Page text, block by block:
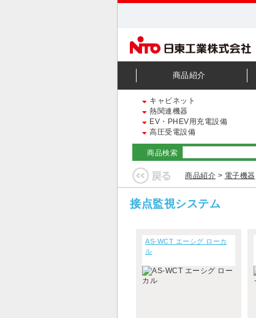
商品紹介
キャビネット
熱関連機器
EV・PHEV用充電設備
高圧受電設備
商品検索
商品紹介 > 電子機器
接点監視システム
AS-WCT エーシグ ローカ
ル